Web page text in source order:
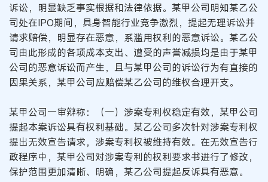
诉讼，明显缺乏事实根据和法律依据。某甲公司明知某乙公
司处在IPO期间，具身智能行业竞争激烈，提起无理诉讼并
请求赔偿，明显存在恶意，系滥用权利的恶意诉讼。某乙公
司由此形成的各项成本支出、遭受的声誉减损均是由于某甲
公司的恶意诉讼而产生，且与某甲公司的诉讼行为有直接的
因果关系，某甲公司应赔偿某乙公司的维权合理开支。
某甲公司一审辩称：（一）涉案专利权稳定有效，某甲公司
提起本案诉讼具有权利基础。某乙公司多次针对涉案专利权
提出无效宣告请求，涉案专利权被维持有效。在无效宣告行
政程序中，某甲公司对涉案专利的权利要求书进行了修改，
保护范围更加清晰、明确，某乙公司提起反诉具有恶意。